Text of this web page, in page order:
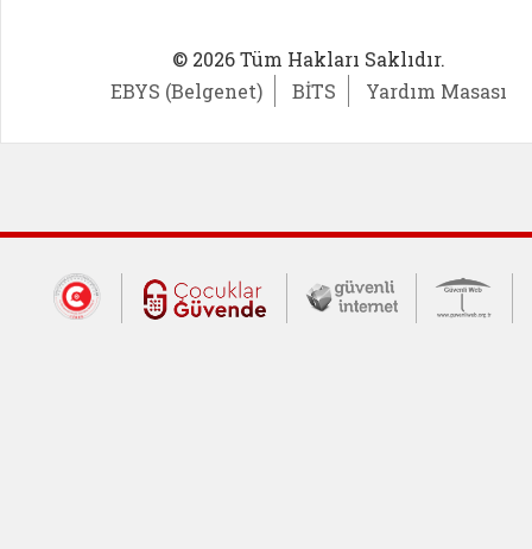
© 2026 Tüm Hakları Saklıdır.
EBYS (Belgenet)
BİTS Yardım Masası
Dış Bağlantılar
Cumhurbaşkanlığı İletişim Merkezi
Çocuklar Güvende (yeni
Güvenli